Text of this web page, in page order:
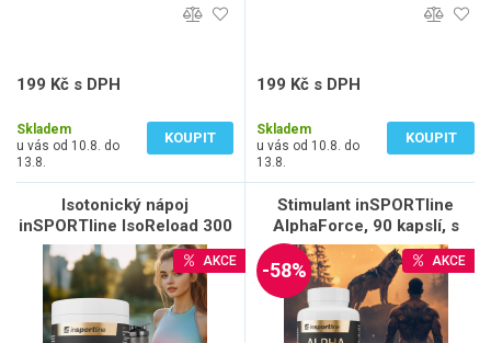
199 Kč s DPH
Skladem
u vás od 10.8. do
13.8.
KOUPIT
199 Kč s DPH
Skladem
u vás od 10.8. do
13.8.
KOUPIT
Isotonický nápoj
inSPORTline IsoReload 300
AKCE
Stimulant inSPORTline
AlphaForce, 90 kapslí, s
extraktem z kotvičníku a
dalších rostlin
AKCE
-58%